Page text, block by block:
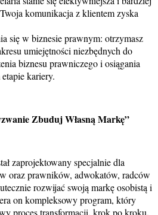
Twoja komunikacja z klientem zyska
się w biznesie prawnym: otrzymasz
umiejętności niezbędnych do
biznesu prawniczego i osiągania
kariery.
Zbuduj Własną Markę”
zaprojektowany specjalnie dla
oraz prawników, adwokatów, radców
rozwijać swoją markę osobistą i
on kompleksowy program, który
proces transformacji, krok po kroku.